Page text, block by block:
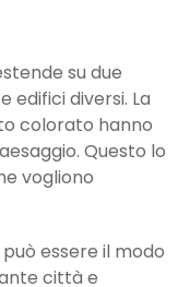
su due
edifici diversi. La
colorato hanno
Questo lo
vogliono
essere il modo
città e